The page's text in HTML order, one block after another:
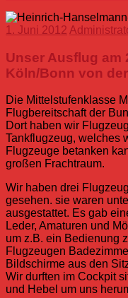
1. Juni 2012
Unser Ausflug am
Köln/Bonn von
Die Mittelstufenklasse
Flugbereitschaft der
Dort haben wir
Tankflugzeug, welches
Flugzeuge betanken
großen Frachtraum.
Wir haben drei
gesehen. sie waren
ausgestattet. Es gab
Leder, Amaturen und
um z.B. ein Bedienung
Flugzeugen
Bildschirme aus den
Wir durften im Cockpit
und Hebel um uns